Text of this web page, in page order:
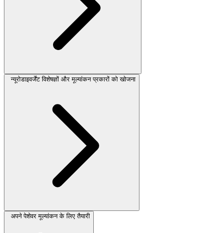
न्यूरोडाइवर्जेंट विशेषज्ञों और मूल्यांकन प्रकारों को खोजना
अपने पेशेवर मूल्यांकन के लिए तैयारी